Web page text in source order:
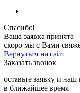
Спасибо!
Ваша заявка принята
скоро мы с Вами
Вернуться на сайт
Заказать звонок
оставьте заявку и
в ближайшее время